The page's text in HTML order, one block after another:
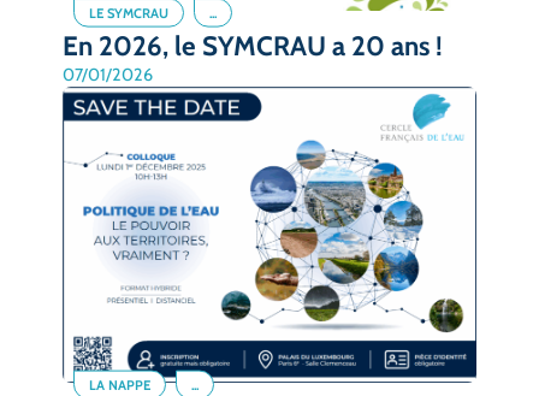
LE SYMCRAU ...
En 2026, le SYMCRAU a 20 ans !
07/01/2026
LA NAPPE ...